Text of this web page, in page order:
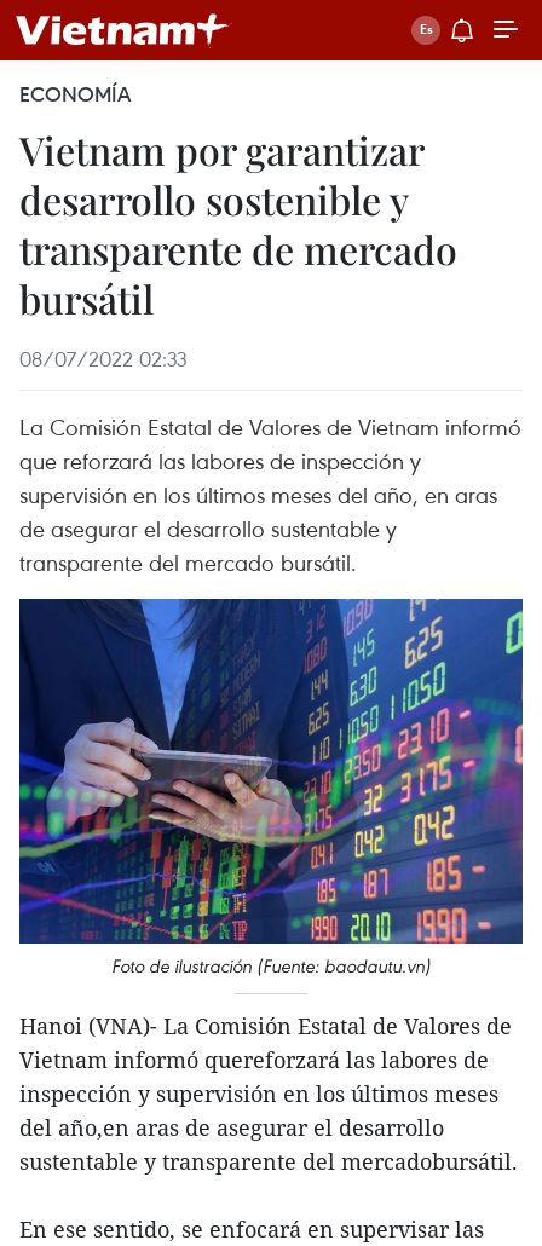
ECONOMÍA
Vietnam por garantizar
desarrollo sostenible y
transparente de mercado
bursátil
08/07/2022 02:33
La Comisión Estatal de Valores de Vietnam informó
que reforzará las labores de inspección y
supervisión en los últimos meses del año, en aras
de asegurar el desarrollo sustentable y
transparente del mercado bursátil.
Foto de ilustración (Fuente: baodautu.vn)
Hanoi (VNA)- La Comisión Estatal de Valores de
Vietnam informó quereforzará las labores de
inspección y supervisión en los últimos meses
del año,en aras de asegurar el desarrollo
sustentable y transparente del mercadobursátil.
En ese sentido, se enfocará en supervisar las